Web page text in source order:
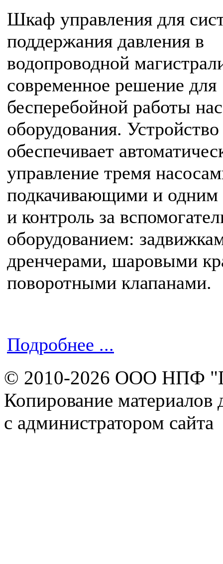
Шкаф управления для
поддержания давления в
водопроводной
современное решение для
бесперебойной работы
оборудования. Устройство
обеспечивает
управление тремя
подкачивающими и
и контроль за
оборудованием:
дренчерами, шаровыми
поворотными клапанами.
Подробнее ...
© 2010-2026 ООО НПФ
Копирование материалов
с администратором сайта